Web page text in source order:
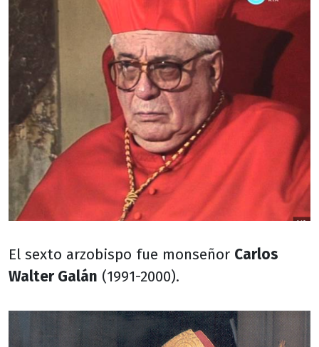
El sexto arzobispo fue monseñor Carlos
Walter Galán (1991-2000).